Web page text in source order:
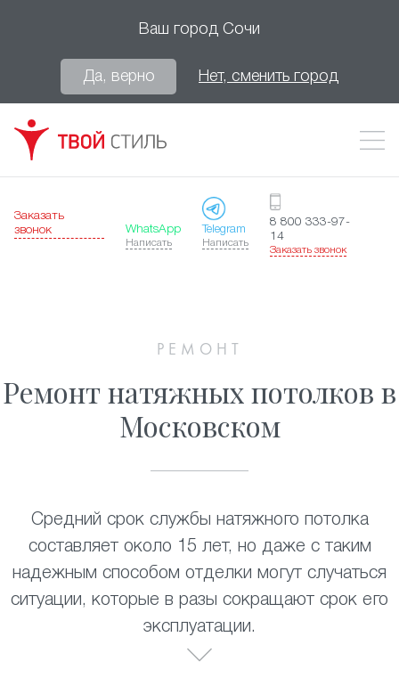
Ваш город Сочи
Да, верно Нет, сменить город
Заказать
звонок
WhatsApp
Написать
Telegram
Написать
8 800 333-97-
14
Заказать звонок
РЕМОНТ
Ремонт натяжных потолков в
Московском
Средний срок службы натяжного потолка
составляет около 15 лет, но даже с таким
надежным способом отделки могут случаться
ситуации, которые в разы сокращают срок его
эксплуатации.